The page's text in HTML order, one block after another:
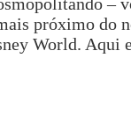
próximo do
World. Aqui